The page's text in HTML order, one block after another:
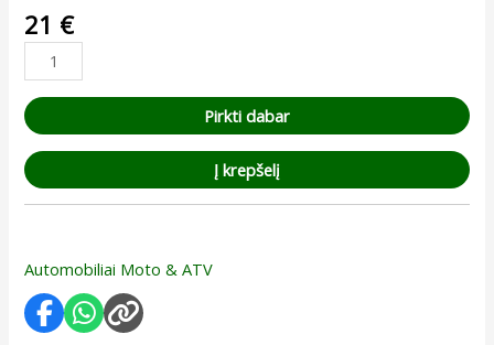
21 €
Pirkti dabar
Į krepšelį
Automobiliai Moto & ATV